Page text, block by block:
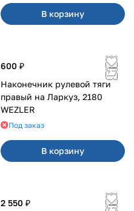
В корзину
600 ₽
Наконечник рулевой тяги
правый на Ларкуз, 2180
WEZLER
Под заказ
В корзину
2 550 ₽